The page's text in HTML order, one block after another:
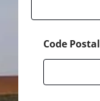
Code Postal